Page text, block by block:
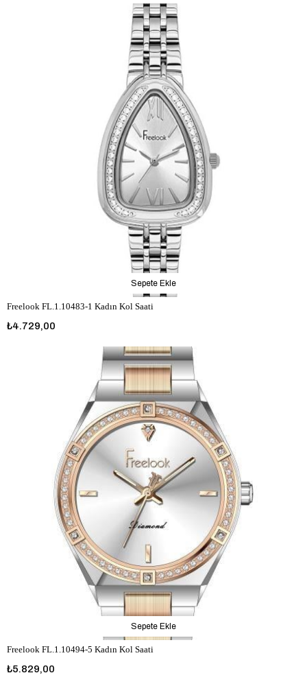
Freelook FL.1.10483-1 Kadın Kol Saati
₺4.729,00
Sepete Ekle
Freelook FL.1.10494-5 Kadın Kol Saati
₺5.829,00
Sepete Ekle